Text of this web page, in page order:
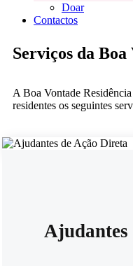
Doar
Contactos
Serviços da Boa
A Boa Vontade
residentes os seguintes
Ajudantes